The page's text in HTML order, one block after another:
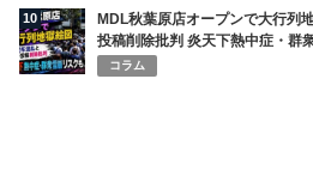
10
MDL秋葉原店オープンで大行列
投稿削除批判 炎天下熱中症・群
コラム